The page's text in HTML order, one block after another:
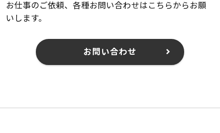
お仕事のご依頼、各種お問い合わせはこちらからお願
いします。
お問い合わせ